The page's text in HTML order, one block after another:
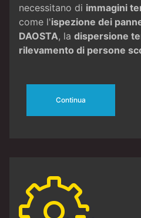
necessitano di immagini
come l'ispezione dei
DAOSTA, la dispersione
rilevamento di persone
Continua